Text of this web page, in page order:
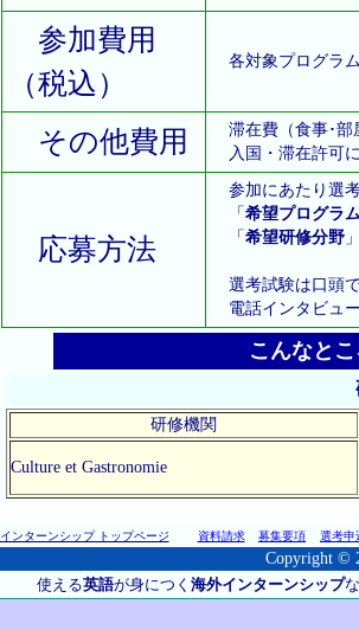
参加費用
（税込）
各対象プログラ
その他費用
滞在費（食事･部
入国・滞在許可
応募方法
参加にあたり選
「 希望プログラ
「 希望研修分野
選考試験は口頭
電話インタビュ
こんなと
研修機関
Culture et Gastronomie
インターンシップ トップページ 資料請求 募集要項 選考申
Copyright ©
使える英語が身につく 海外インターンシップ